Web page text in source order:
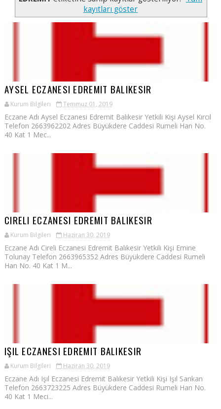
kayıtları göster
AYSEL ECZANESI EDREMIT BALIKESIR
Kurum Bilgileri Temmuz 01, 2019
Eczane Adı Aysel Eczanesi Edremit Balıkesir Yetkili Kişi Aysel Kırcıl
Telefon 2663962202 Adres Büyükdere Caddesi Rumeli Han No.
40 Kat 1 Mec...
CIRELI ECZANESI EDREMIT BALIKESIR
Kurum Bilgileri Haziran 30, 2019
Eczane Adı Cireli Eczanesi Edremit Balıkesir Yetkili Kişi Emine
Tolunay Telefon 2663965352 Adres Büyükdere Caddesi Rumeli
Han No. 40 Kat 1 M...
IŞIL ECZANESI EDREMIT BALIKESIR
Kurum Bilgileri Haziran 30, 2019
Eczane Adı Işıl Eczanesi Edremit Balıkesir Yetkili Kişi Işıl Sarıkan
Telefon 2663723225 Adres Büyükdere Caddesi Rumeli Han No.
40 Kat 1 Meci...